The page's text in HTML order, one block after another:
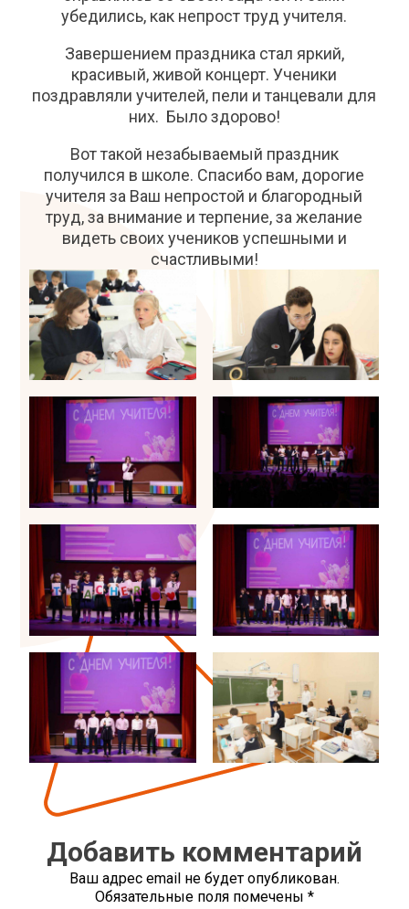
убедились, как непрост труд учителя.
Завершением праздника стал яркий,
красивый, живой концерт. Ученики
поздравляли учителей, пели и танцевали для
них. Было здорово!
Вот такой незабываемый праздник
получился в школе. Спасибо вам, дорогие
учителя за Ваш непростой и благородный
труд, за внимание и терпение, за желание
видеть своих учеников успешными и
счастливыми!
Добавить комментарий
Ваш адрес email не будет опубликован.
Обязательные поля помечены *